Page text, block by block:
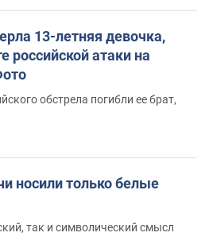
13-летняя девочка,
российской атаки на
обстрела погибли ее брат,
носили только белые
так и символический смысл